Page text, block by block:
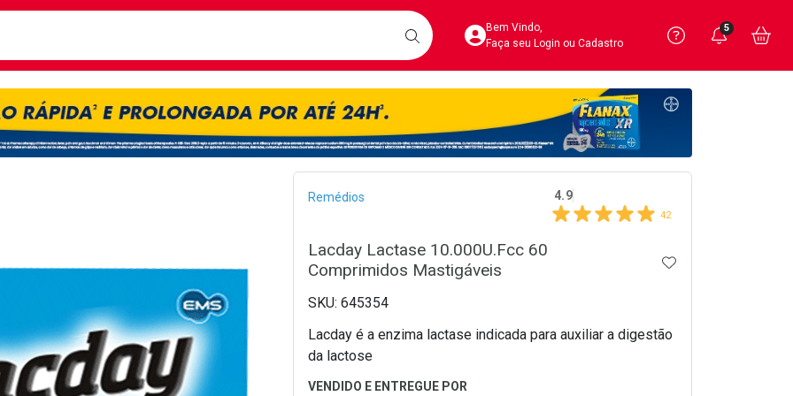
BUSCARAcesse sua Conta
Bem Vindo,
Faça seu Login ou Cadastro
Precisa
Ver Recursos
Você
5
Breadcrumb
Remédios 4.9
42
Lacday Lactase 10.000U.Fcc 60
Comprimidos Mastigáveis
ADICIONAR AOS
645354
Lacday é a enzima lactase indicada para auxiliar a digestão
da lactose